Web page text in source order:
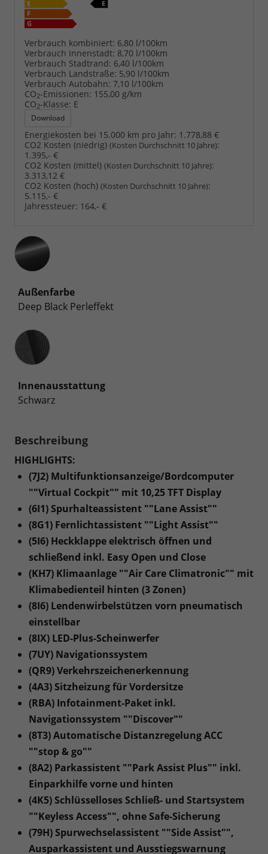
Verbrauch kombiniert: 6,80 l/100km
Verbrauch Innenstadt: 8,70 l/100km
Verbrauch Stadtrand: 6,40 l/100km
Verbrauch Landstraße: 5,90 l/100km
Verbrauch Autobahn: 7,10 l/100km
CO2-Emissionen: 155,00 g/km
CO2-Klasse: E
Download
Energiekosten bei 15.000 km pro Jahr: 1.778,88 €
CO2 Kosten (niedrig) (Kosten Durchschnitt 10 Jahre):
1.395,- €
CO2 Kosten (mittel) (Kosten Durchschnitt 10 Jahre):
3.313,12 €
CO2 Kosten (hoch) (Kosten Durchschnitt 10 Jahre):
5.115,- €
Jahressteuer: 164,- €
Außenfarbe
Deep Black Perleffekt
Innenausstattung
Innenausstattung
Schwarz
Beschreibung
HIGHLIGHTS:
(7J2) Multifunktionsanzeige/Bordcomputer
""Virtual Cockpit"" mit 10,25 TFT Display
(6I1) Spurhalteassistent ""Lane Assist""
(8G1) Fernlichtassistent ""Light Assist""
(5I6) Heckklappe elektrisch öffnen und
schließend inkl. Easy Open und Close
(KH7) Klimaanlage ""Air Care Climatronic"" mit
Klimabedienteil hinten (3 Zonen)
(8I6) Lendenwirbelstützen vorn pneumatisch
einstellbar
(8IX) LED-Plus-Scheinwerfer
(7UY) Navigationssystem
(QR9) Verkehrszeichenerkennung
(4A3) Sitzheizung für Vordersitze
(RBA) Infotainment-Paket inkl.
Navigationssystem ""Discover""
(8T3) Automatische Distanzregelung ACC
""stop & go""
(8A2) Parkassistent ""Park Assist Plus"" inkl.
Einparkhilfe vorne und hinten
(4K5) Schlüsselloses Schließ- und Startsystem
""Keyless Access"", ohne Safe-Sicherung
(79H) Spurwechselassistent ""Side Assist"",
Ausparkassistent und Ausstiegswarnung